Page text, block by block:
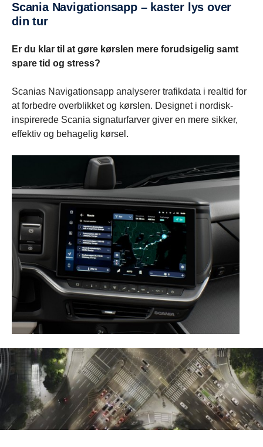
Scania Navigationsapp – kaster lys over
din tur
Er du klar til at gøre kørslen mere forudsigelig samt
spare tid og stress?
Scanias Navigationsapp analyserer trafikdata i realtid for
at forbedre overblikket og kørslen. Designet i nordisk-
inspirerede Scania signaturfarver giver en mere sikker,
effektiv og behagelig kørsel.